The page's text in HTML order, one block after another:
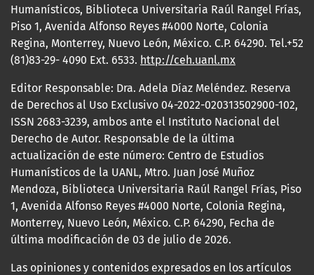
Humanísticos, Biblioteca Universitaria Raúl Rangel Frías,
Piso 1, Avenida Alfonso Reyes #4000 Norte, Colonia
Regina, Monterrey, Nuevo León, México. C.P. 64290. Tel.+52
(81)83-29- 4090 Ext. 6533. http://ceh.uanl.mx
Editor Responsable: Dra. Adela Díaz Meléndez. Reserva
de Derechos al Uso Exclusivo 04-2022-020313502900-102,
ISSN 2683-3239, ambos ante el Instituto Nacional del
Derecho de Autor. Responsable de la última
actualización de este número: Centro de Estudios
Humanísticos de la UANL, Mtro. Juan José Muñoz
Mendoza, Biblioteca Universitaria Raúl Rangel Frías, Piso
1, Avenida Alfonso Reyes #4000 Norte, Colonia Regina,
Monterrey, Nuevo León, México. C.P. 64290, Fecha de
última modificación de 03 de julio de 2026.
Las opiniones y contenidos expresados en los artículos